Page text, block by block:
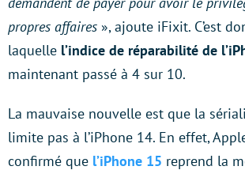
propres affaires », ajoute iFixit. C’est
laquelle l’indice de réparabilité de
maintenant passé à 4 sur 10.
La mauvaise nouvelle est que la
limite pas à l’iPhone 14. En effet,
confirmé que l’iPhone 15 reprend la